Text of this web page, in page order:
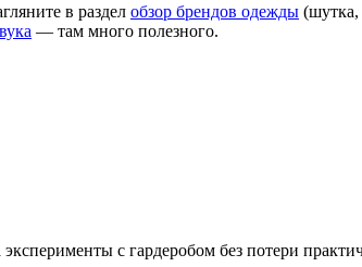
в раздел обзор брендов одежды (шутка,
— там много полезного.
с гардеробом без потери